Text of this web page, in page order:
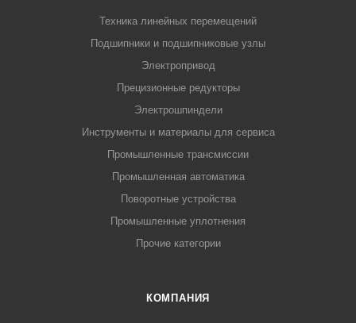
Техника линейных перемещений
Подшипники и подшипниковые узлы
Электропривод
Прецизионные редукторы
Электрошпиндели
Инструменты и материалы для сервиса
Промышленные трансмиссии
Промышленная автоматика
Поворотные устройства
Промышленные уплотнения
Прочие категории
КОМПАНИЯ